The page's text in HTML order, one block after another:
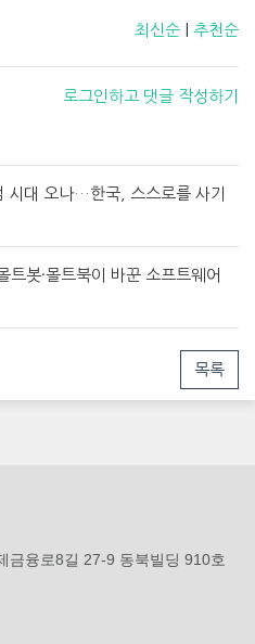
최신순 추천순
로그인하고 댓글 작성하기
시대 오나…한국, 스스로를 사기
트봇·몰트북이 바꾼 소프트웨어
목록
금융로8길 27-9 동북빌딩 910호